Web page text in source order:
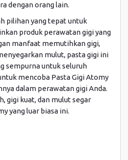
dengan orang lain.
pilihan yang tepat untuk
produk perawatan gigi yang
manfaat memutihkan gigi,
mulut, pasta gigi ini
sempurna untuk seluruh
mencoba Pasta Gigi Atomy
dalam perawatan gigi Anda.
gigi kuat, dan mulut segar
yang luar biasa ini.